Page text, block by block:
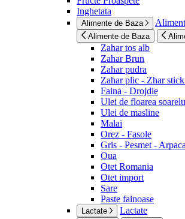
Inghetata
Alimente de Baza
Alimente de Baza
Zahar tos alb
Zahar Brun
Zahar pudra
Zahar plic - Zhar
Faina - Drojdie
Ulei de floarea
Ulei de masline
Malai
Orez - Fasole
Gris - Pesmet -
Oua
Otet Romania
Otet import
Sare
Paste fainoase
Lactate Lactate